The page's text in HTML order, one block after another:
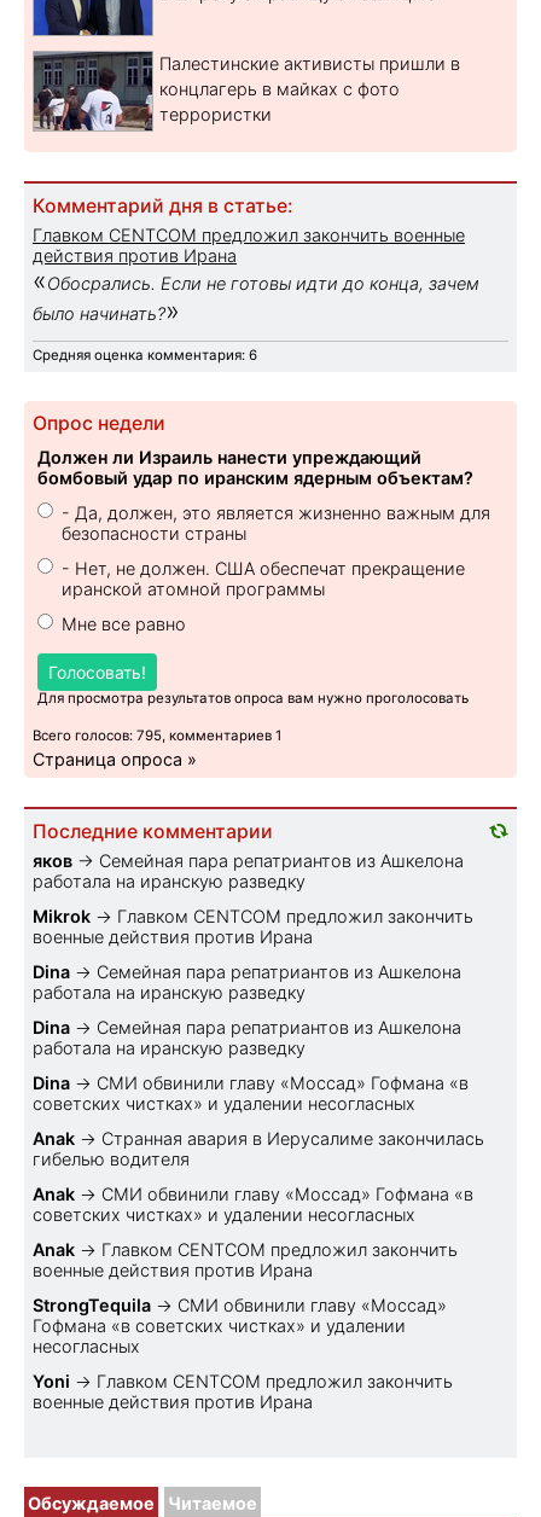
Палестинские активисты пришли в
концлагерь в майках с фото
террористки
Комментарий дня в статье:
Главком CENTCOM предложил закончить военные
действия против Ирана
«Обосрались. Если не готовы идти до конца, зачем
было начинать?»
Средняя оценка комментария: 6
Опрос недели
Должен ли Израиль нанести упреждающий
бомбовый удар по иранским ядерным объектам?
- Да, должен, это является жизненно важным для
безопасности страны
- Нет, не должен. США обеспечат прекращение
иранской атомной программы
Мне все равно
Голосовать!
Для просмотра результатов опроса вам нужно проголосовать
Всего голосов: 795, комментариев 1
Страница опроса »
Последние комментарии
яков → Семейная пара репатриантов из Ашкелона
работала на иранскую разведку
Mikrok → Главком CENTCOM предложил закончить
военные действия против Ирана
Dina → Семейная пара репатриантов из Ашкелона
работала на иранскую разведку
Dina → Семейная пара репатриантов из Ашкелона
работала на иранскую разведку
Dina → СМИ обвинили главу «Моссад» Гофмана «в
советских чистках» и удалении несогласных
Anak → Странная авария в Иерусалиме закончилась
гибелью водителя
Anak → СМИ обвинили главу «Моссад» Гофмана «в
советских чистках» и удалении несогласных
Anak → Главком CENTCOM предложил закончить
военные действия против Ирана
StrongTequila → СМИ обвинили главу «Моссад»
Гофмана «в советских чистках» и удалении
несогласных
Yoni → Главком CENTCOM предложил закончить
военные действия против Ирана
Обсуждаемое Читаемое